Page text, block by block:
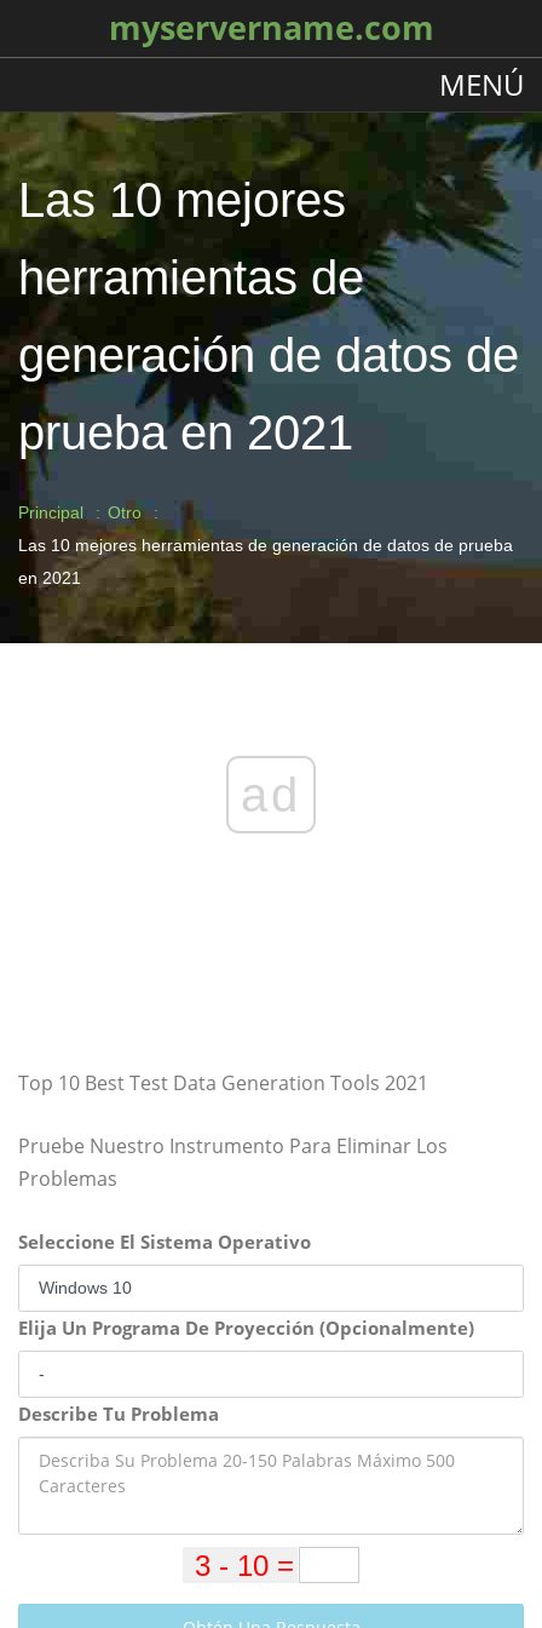
myservername.com
MENÚ
Las 10 mejores
herramientas de
generación de datos de
prueba en 2021
Principal
Otro
Las 10 mejores herramientas de generación de datos de prueba
en 2021
ad
Top 10 Best Test Data Generation Tools 2021
Pruebe Nuestro Instrumento Para Eliminar Los
Problemas
Seleccione El Sistema Operativo
Elija Un Programa De Proyección (Opcionalmente)
Describe Tu Problema